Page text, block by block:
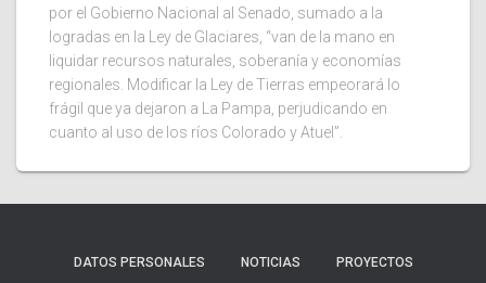
por el Gobierno Nacional al Senado, sumado a la
logradas en la Ley de Glaciares, “van de la mano en
liquidar recursos naturales, soberanía y economías
regionales. Modificar la Ley de Tierras empeorará lo
frágil que ya dejaron a La Pampa, perjudicando en
cuanto al uso de los ríos Colorado y Atuel”.
DATOS PERSONALES NOTICIAS PROYECTOS